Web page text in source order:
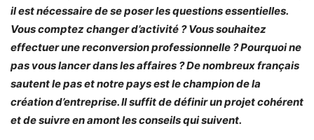
il est nécessaire de se poser les questions essentielles.
Vous comptez changer d’activité ? Vous souhaitez
effectuer une reconversion professionnelle ? Pourquoi ne
pas vous lancer dans les affaires ? De nombreux français
sautent le pas et notre pays est le champion de la
création d’entreprise. Il suffit de définir un projet cohérent
et de suivre en amont les conseils qui suivent.